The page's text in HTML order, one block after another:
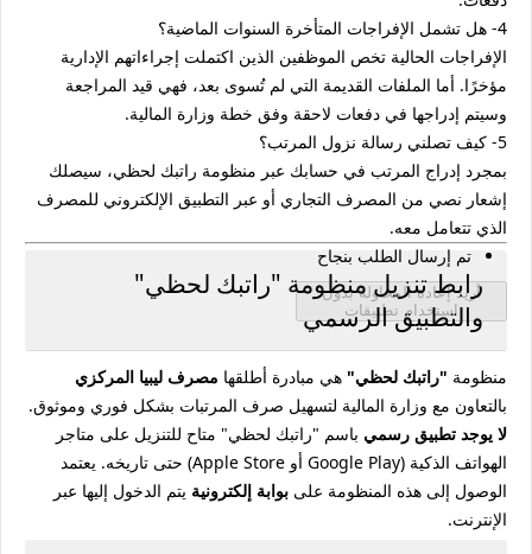
4- هل تشمل الإفراجات المتأخرة السنوات الماضية؟
الإفراجات الحالية تخص الموظفين الذين اكتملت إجراءاتهم الإدارية
مؤخرًا. أما الملفات القديمة التي لم تُسوى بعد، فهي قيد المراجعة
وسيتم إدراجها في دفعات لاحقة وفق خطة وزارة المالية.
5- كيف تصلني رسالة نزول المرتب؟
بمجرد إدراج المرتب في حسابك عبر منظومة راتبك لحظي، سيصلك
إشعار نصي من المصرف التجاري أو عبر التطبيق الإلكتروني للمصرف
الذي تتعامل معه.
تم إرسال الطلب بنجاح
أريد إعادة المحاولة بدون
استخدام تطبيقات
رابط تنزيل منظومة "راتبك لحظي"
والتطبيق الرسمي
منظومة "راتبك لحظي" هي مبادرة أطلقها مصرف ليبيا المركزي
بالتعاون مع وزارة المالية لتسهيل صرف المرتبات بشكل فوري وموثوق.
لا يوجد تطبيق رسمي باسم "راتبك لحظي" متاح للتنزيل على متاجر
الهواتف الذكية (Google Play أو Apple Store) حتى تاريخه. يعتمد
الوصول إلى هذه المنظومة على بوابة إلكترونية يتم الدخول إليها عبر
الإنترنت.